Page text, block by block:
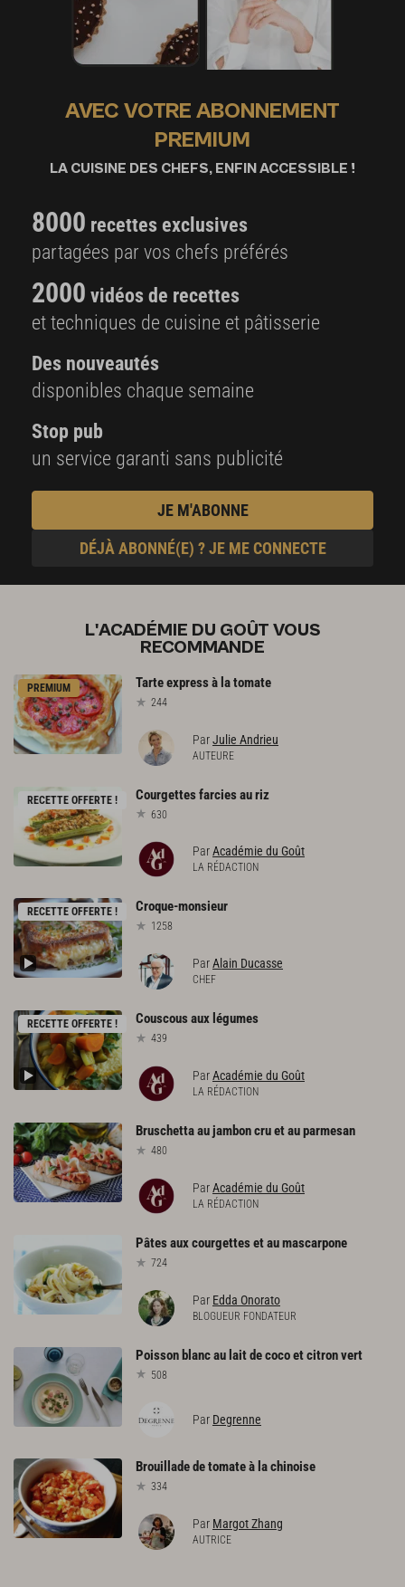
AVEC VOTRE ABONNEMENT
PREMIUM
LA CUISINE DES CHEFS, ENFIN ACCESSIBLE !
8000 recettes exclusives
partagées par vos chefs préférés
2000 vidéos de recettes
et techniques de cuisine et pâtisserie
Des nouveautés
disponibles chaque semaine
Stop pub
un service garanti sans publicité
JE M'ABONNE
DÉJÀ ABONNÉ(E) ? JE ME CONNECTE
L'ACADÉMIE DU GOÛT VOUS
RECOMMANDE
PREMIUM Tarteexpressà latomate
244
ParJulie Andrieu
AUTEURE
RECETTE OFFERTE ! Courgettesfarciesauriz
630
ParAcadémie du Goût
LA RÉDACTION
RECETTE OFFERTE ! Croque-monsieur
1258
ParAlain Ducasse
CHEF
RECETTE OFFERTE ! Couscousaux légumes
439
ParAcadémie du Goût
LA RÉDACTION
Bruschettaaujamboncruetauparmesan
480
ParAcadémie du Goût
LA RÉDACTION
Pâtesauxcourgettesetaumascarpone
724
Par Edda Onorato
BLOGUEUR FONDATEUR
Poisson blancau laitdecocoetcitronvert
508
Par Degrenne
Brouilladedetomateà lachinoise
334
Par Margot Zhang
AUTRICE